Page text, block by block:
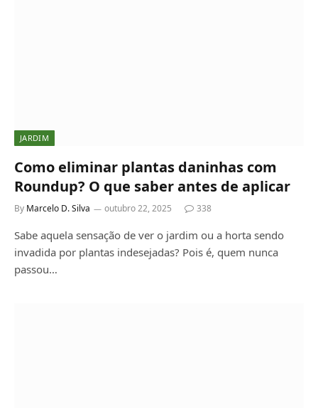
JARDIM
Como eliminar plantas daninhas com
Roundup? O que saber antes de aplicar
By Marcelo D. Silva outubro 22, 2025 338
Sabe aquela sensação de ver o jardim ou a horta sendo
invadida por plantas indesejadas? Pois é, quem nunca
passou…